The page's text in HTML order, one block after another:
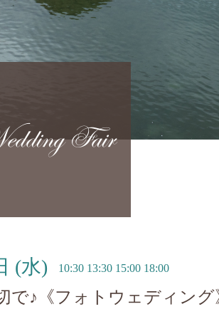
Fair
(水) 10:30 13:30 15:00 18:00
で♪《フォトウェディング